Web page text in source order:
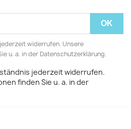
widerrufen. Unsere
u. a. in der Datenschutzerklärung.
jederzeit widerrufen.
finden Sie u. a. in der